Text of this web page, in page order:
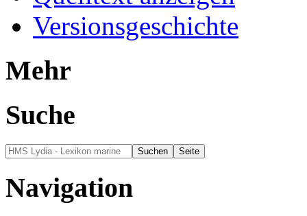
Versionsgeschichte
Mehr
Suche
Navigation